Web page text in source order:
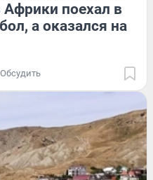
Африки поехал в
а оказался на
Обсудить